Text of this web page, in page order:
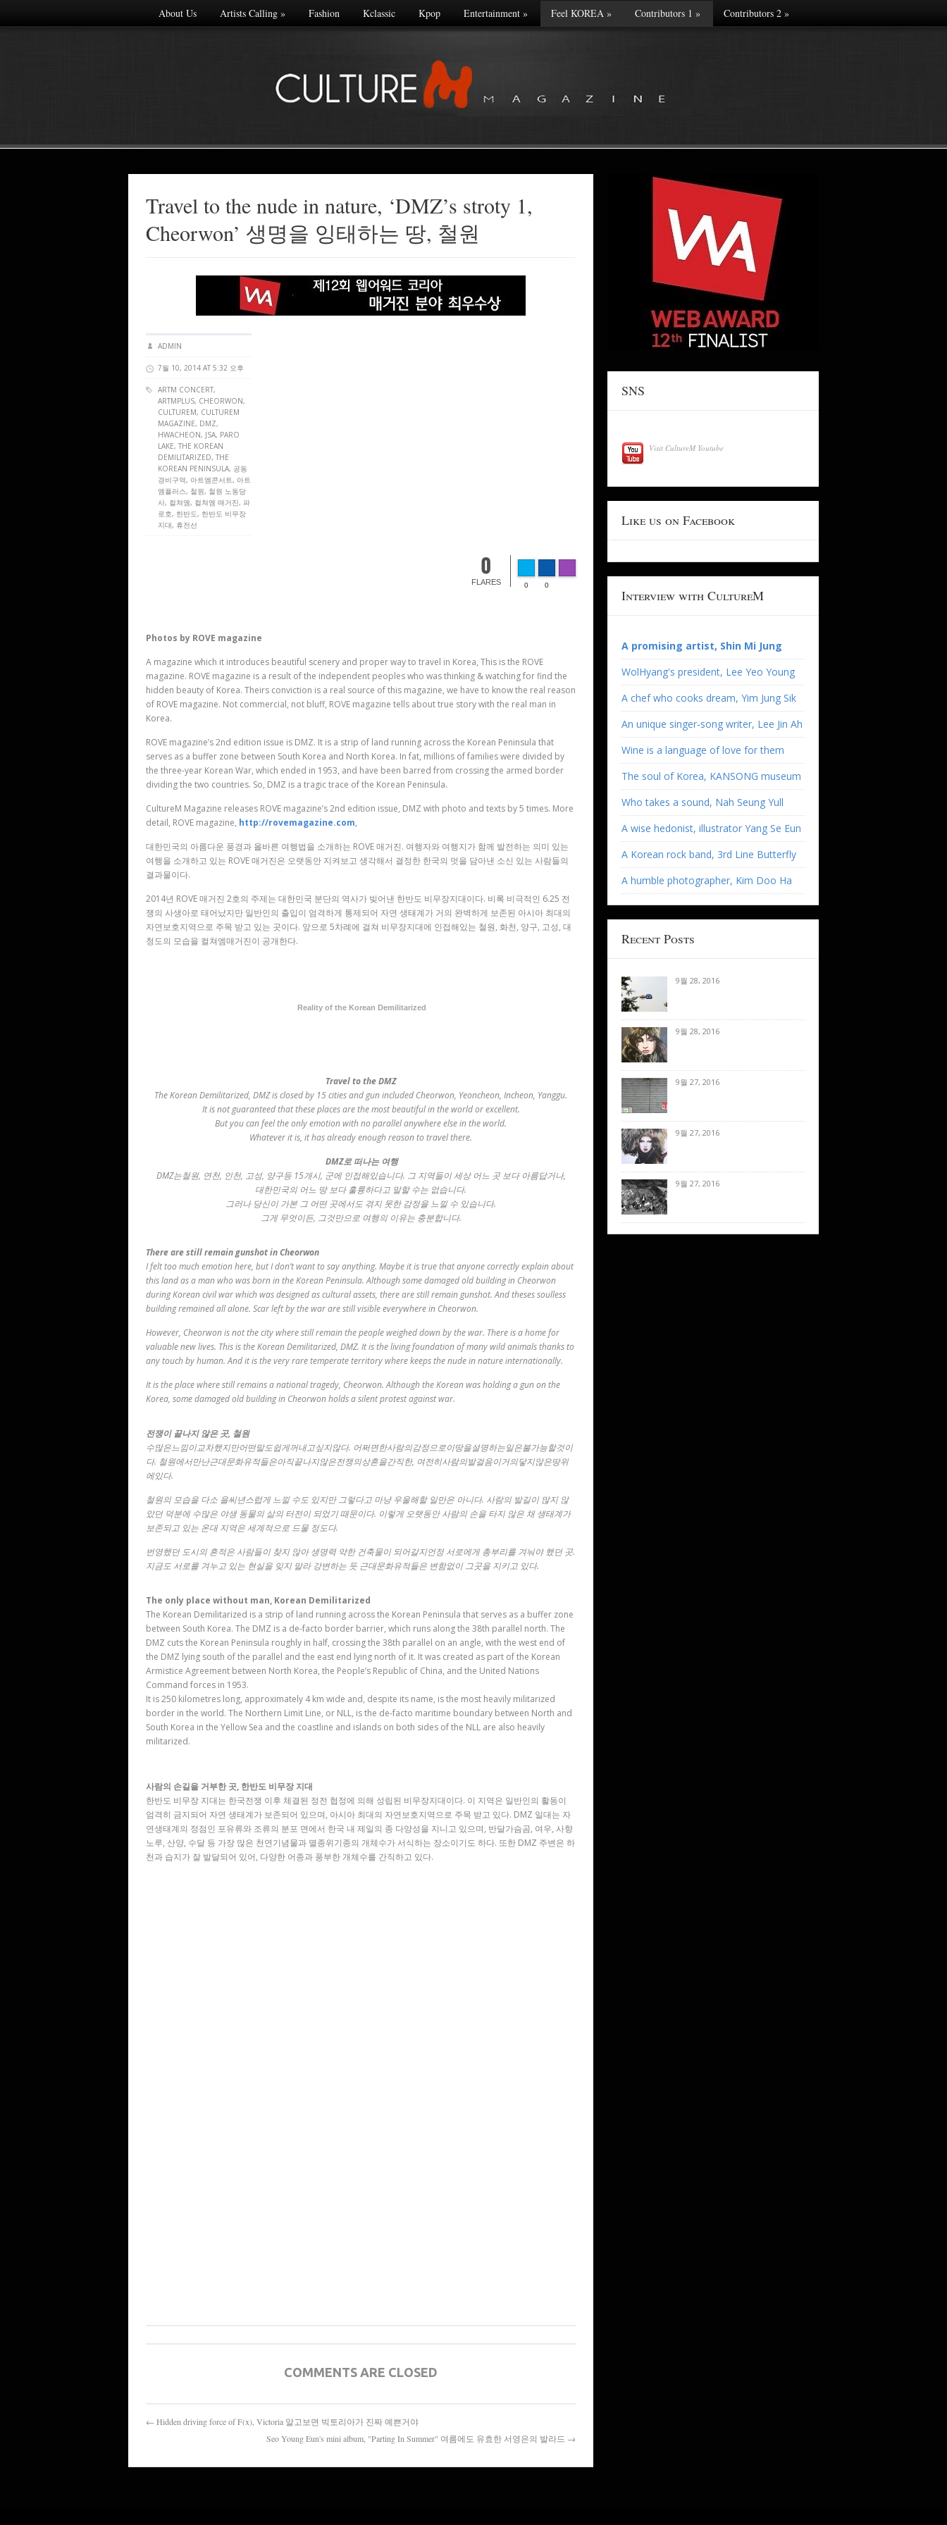
About Us Artists Calling» Fashion Kclassic Kpop Entertainment» Feel KOREA» Contributors 1 » Contributors 2»
Travel to the nude in nature, ‘DMZ’s stroty 1,
Cheorwon’ 생명을 잉태하는 땅, 철원
ADMIN
7월 10, 2014 AT 5:32 오후
ARTM CONCERT,
ARTMPLUS, CHEORWON,
CULTUREM, CULTUREM
MAGAZINE, DMZ,
HWACHEON, JSA, PARO
LAKE, THE KOREAN
DEMILITARIZED, THE
KOREAN PENINSULA, 공동
경비구역, 아트엠콘서트, 아트
엠플러스, 철원, 철원 노동당
사, 컬쳐엠, 컬쳐엠 매거진, 파
로호, 한반도, 한반도 비무장
지대, 휴전선
0
FLARES 0 0
Photos by ROVE magazine
A magazine which it introduces beautiful scenery and proper way to travel in Korea, This is the ROVE
magazine. ROVE magazine is a result of the independent peoples who was thinking & watching for find the
hidden beauty of Korea. Theirs conviction is a real source of this magazine, we have to know the real reason
of ROVE magazine. Not commercial, not bluff, ROVE magazine tells about true story with the real man in
Korea.
ROVE magazine’s 2nd edition issue is DMZ. It is a strip of land running across the Korean Peninsula that
serves as a buffer zone between South Korea and North Korea. In fat, millions of families were divided by
the three-year Korean War, which ended in 1953, and have been barred from crossing the armed border
dividing the two countries. So, DMZ is a tragic trace of the Korean Peninsula.
CultureM Magazine releases ROVE magazine’s 2nd edition issue, DMZ with photo and texts by 5 times. More
detail, ROVE magazine, http://rovemagazine.com,
대한민국의 아름다운 풍경과 올바른 여행법을 소개하는 ROVE 매거진. 여행자와 여행지가 함께 발전하는 의미 있는
여행을 소개하고 있는 ROVE 매거진은 오랫동안 지켜보고 생각해서 결정한 한국의 멋을 담아낸 소신 있는 사람들의
결과물이다.
2014년 ROVE 매거진 2호의 주제는 대한민국 분단의 역사가 빚어낸 한반도 비무장지대이다. 비록 비극적인 6.25 전
쟁의 사생아로 태어났지만 일반인의 출입이 엄격하게 통제되어 자연 생태계가 거의 완벽하게 보존된 아시아 최대의
자연보호지역으로 주목 받고 있는 곳이다. 앞으로 5차례에 걸쳐 비무장지대에 인접해있는 철원, 화천, 양구, 고성, 대
청도의 모습을 컬쳐엠매거진이 공개한다.
Reality of the Korean Demilitarized
Travel to the DMZ
The Korean Demilitarized, DMZ is closed by 15 cities and gun included Cheorwon, Yeoncheon, Incheon, Yanggu.
It is not guaranteed that these places are the most beautiful in the world or excellent.
But you can feel the only emotion with no parallel anywhere else in the world.
Whatever it is, it has already enough reason to travel there.
DMZ로 떠나는 여행
DMZ는철원, 연천, 인천, 고성, 양구등 15개시, 군에 인접해있습니다. 그 지역들이 세상 어느 곳 보다 아름답거나,
대한민국의 어느 땅 보다 훌륭하다고 말할 수는 없습니다.
그러나 당신이 가본 그 어떤 곳에서도 겪지 못한 감정을 느낄 수 있습니다.
그게 무엇이든, 그것만으로 여행의 이유는 충분합니다.
There are still remain gunshot in Cheorwon
I felt too much emotion here, but I don’t want to say anything. Maybe it is true that anyone correctly explain about
this land as a man who was born in the Korean Peninsula. Although some damaged old building in Cheorwon
during Korean civil war which was designed as cultural assets, there are still remain gunshot. And theses soulless
building remained all alone. Scar left by the war are still visible everywhere in Cheorwon.
However, Cheorwon is not the city where still remain the people weighed down by the war. There is a home for
valuable new lives. This is the Korean Demilitarized, DMZ. It is the living foundation of many wild animals thanks to
any touch by human. And it is the very rare temperate territory where keeps the nude in nature internationally.
It is the place where still remains a national tragedy, Cheorwon. Although the Korean was holding a gun on the
Korea, some damaged old building in Cheorwon holds a silent protest against war.
전쟁이 끝나지 않은 곳, 철원
수많은느낌이교차했지만어떤말도쉽게꺼내고싶지않다. 어쩌면한사람의감정으로이땅을설명하는일은불가능할것이
다. 철원에서만난근대문화유적들은아직끝나지않은전쟁의상흔을간직한, 여전히사람의발걸음이거의닿지않은땅위
에있다.
철원의 모습을 다소 을씨년스럽게 느낄 수도 있지만 그렇다고 마냥 우울해할 일만은 아니다. 사람의 발길이 많지 않
았던 덕분에 수많은 야생 동물의 삶의 터전이 되었기 때문이다. 이렇게 오랫동안 사람의 손을 타지 않은 채 생태계가
보존되고 있는 온대 지역은 세계적으로 드물 정도다.
번영했던 도시의 흔적은 사람들이 찾지 않아 생명력 약한 건축물이 되어갈지언정 서로에게 총부리를 겨눠야 했던 곳.
지금도 서로를 겨누고 있는 현실을 잊지 말라 강변하는 듯 근대문화유적들은 변함없이 그곳을 지키고 있다.
The only place without man, Korean Demilitarized
The Korean Demilitarized is a strip of land running across the Korean Peninsula that serves as a buffer zone
between South Korea. The DMZ is a de-facto border barrier, which runs along the 38th parallel north. The
DMZ cuts the Korean Peninsula roughly in half, crossing the 38th parallel on an angle, with the west end of
the DMZ lying south of the parallel and the east end lying north of it. It was created as part of the Korean
Armistice Agreement between North Korea, the People’s Republic of China, and the United Nations
Command forces in 1953.
It is 250 kilometres long, approximately 4 km wide and, despite its name, is the most heavily militarized
border in the world. The Northern Limit Line, or NLL, is the de-facto maritime boundary between North and
South Korea in the Yellow Sea and the coastline and islands on both sides of the NLL are also heavily
militarized.
사람의 손길을 거부한 곳, 한반도 비무장 지대
한반도 비무장 지대는 한국전쟁 이후 체결된 정전 협정에 의해 성립된 비무장지대이다. 이 지역은 일반인의 활동이
엄격히 금지되어 자연 생태계가 보존되어 있으며, 아시아 최대의 자연보호지역으로 주목 받고 있다. DMZ 일대는 자
연생태계의 정점인 포유류와 조류의 분포 면에서 한국 내 제일의 종 다양성을 지니고 있으며, 반달가슴곰, 여우, 사향
노루, 산양, 수달 등 가장 많은 천연기념물과 멸종위기종의 개체수가 서식하는 장소이기도 하다. 또한 DMZ 주변은 하
천과 습지가 잘 발달되어 있어, 다양한 어종과 풍부한 개체수를 간직하고 있다.
COMMENTS ARE CLOSED
← Hidden driving force of F(x), Victoria 알고보면 빅토리아가 진짜 예쁜거야
Seo Young Eun's mini album, "Parting In Summer" 여름에도 유효한 서영은의 발라드 →
SNS
Visit CultureM Youtube
Like us on Facebook
Interview with CultureM
A promising artist, Shin Mi Jung
WolHyang's president, Lee Yeo Young
A chef who cooks dream, Yim Jung Sik
An unique singer-song writer, Lee Jin Ah
Wine is a language of love for them
The soul of Korea, KANSONG museum
Who takes a sound, Nah Seung Yull
A wise hedonist, illustrator Yang Se Eun
A Korean rock band, 3rd Line Butterfly
A humble photographer, Kim Doo Ha
Recent Posts
9월 28, 2016
9월 28, 2016
9월 27, 2016
9월 27, 2016
9월 27, 2016
Made with
FLARE
More Info